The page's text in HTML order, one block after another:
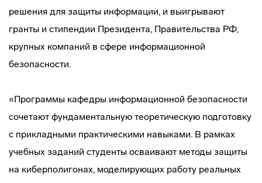
решения для защиты информации, и выигрывают
гранты и стипендии Президента, Правительства РФ,
крупных компаний в сфере информационной
безопасности.
«Программы кафедры информационной безопасности
сочетают фундаментальную теоретическую подготовку
с прикладными практическими навыками. В рамках
учебных заданий студенты осваивают методы защиты
на киберполигонах, моделирующих работу реальных